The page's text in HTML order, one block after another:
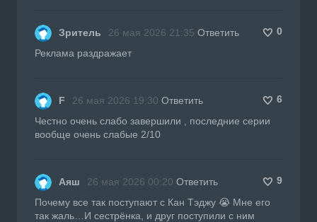
Зритель 26 мая 2026 21:35 Ответить
0
Реклама раздражает
F 26 мая 2026 19:30 Ответить
6
Честно очень слабо завершили , последние серии
вообще очень слабые 2/10
Аяш 26 мая 2026 00:20 Ответить
9
Почему все так поступают с Кан Тэджу 😭 Мне его
так жаль…И сестрёнка, и друг поступили с ним